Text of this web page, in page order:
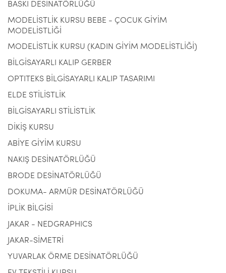
BASKI DESİNATÖRLÜĞÜ
MODELİSTLİK KURSU BEBE - ÇOCUK GİYİM
MODELİSTLİĞİ
MODELİSTLİK KURSU (KADIN GİYİM MODELİSTLİĞİ)
BİLGİSAYARLI KALIP GERBER
OPTITEKS BİLGİSAYARLI KALIP TASARIMI
ELDE STİLİSTLİK
BİLGİSAYARLI STİLİSTLİK
DİKİŞ KURSU
ABİYE GİYİM KURSU
NAKIŞ DESİNATÖRLÜĞÜ
BRODE DESİNATÖRLÜĞÜ
DOKUMA- ARMÜR DESİNATÖRLÜĞÜ
İPLİK BİLGİSİ
JAKAR - NEDGRAPHICS
JAKAR-SİMETRİ
YUVARLAK ÖRME DESİNATÖRLÜĞÜ